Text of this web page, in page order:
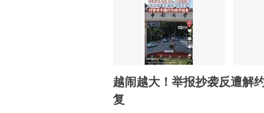
越闹越大！举报抄袭反遭解
复